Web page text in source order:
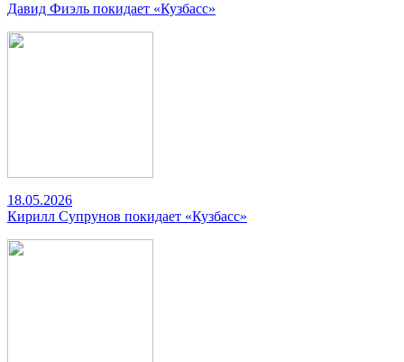
Давид Фиэль покидает «Кузбасс»
18.05.2026
Кирилл Супрунов покидает «Кузбасс»